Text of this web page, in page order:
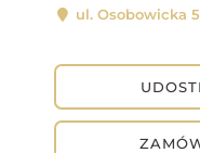
ul. Osobowicka